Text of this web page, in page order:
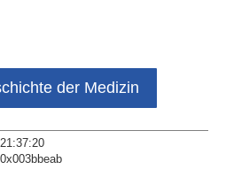
der Medizin